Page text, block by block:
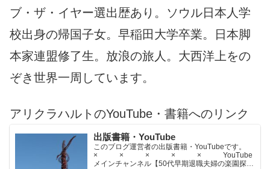
ブ・ザ・イヤー選出歴あり。ソウル日本人学
校出身の帰国子女。早稲田大学卒業。日本脚
本家連盟修了生。放浪の旅人。大西洋上をの
ぞき世界一周しています。
アリクラハルトのYouTube・書籍へのリンク
出版書籍・YouTube
このブログ運営者の出版書籍・YouTubeです。
× × × × × YouTube
メインチャンネル【50代早期退職夫婦の楽園探求